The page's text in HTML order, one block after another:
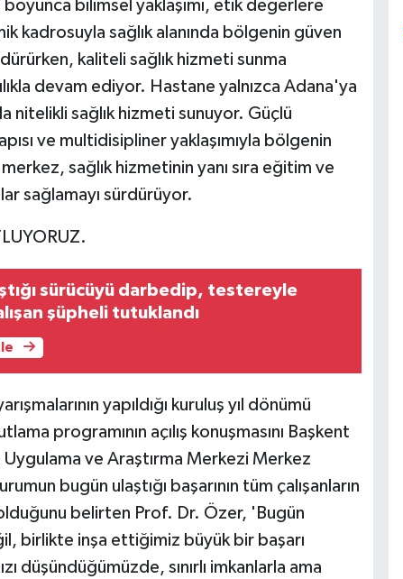
bilimsel yaklaşımı, etik değerlere
kadrosuyla sağlık alanında bölgenin güven
kaliteli sağlık hizmeti sunma
devam ediyor. Hastane yalnızca Adana'ya
nitelikli sağlık hizmeti sunuyor. Güçlü
ve multidisipliner yaklaşımıyla bölgenin
sağlık hizmetinin yanı sıra eğitim ve
sağlamayı sürdürüyor.
sürücüyü darbedip, testereyle
şüpheli tutuklandı
yapıldığı kuruluş yıl dönümü
programının açılış konuşmasını Başkent
ve Araştırma Merkezi Merkez
bugün ulaştığı başarının tüm çalışanların
belirten Prof. Dr. Özer, 'Bugün
birlikte inşa ettiğimiz büyük bir başarı
düşündüğümüzde, sınırlı imkanlarla ama